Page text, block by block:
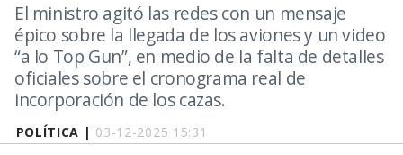
POLÍTICA | 03-12-2025 15:31
El ministro agitó las redes con un mensaje
épico sobre la llegada de los aviones y un video
“a lo Top Gun”, en medio de la falta de detalles
oficiales sobre el cronograma real de
incorporación de los cazas.